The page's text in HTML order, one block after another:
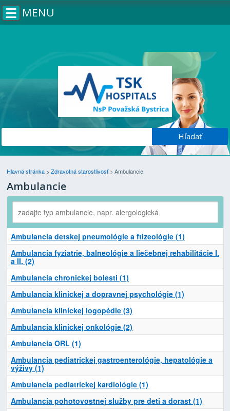
MENU
Hlavná stránka > Zdravotná starostlivosť> Ambulancie
Ambulancie
Ambulancia detskej pneumológie a ftizeológie (1)
Ambulancia fyziatrie, balneológie a liečebnej rehabilitácie I.
a II. (2)
Ambulancia chronickej bolesti (1)
Ambulancia klinickej a dopravnej psychológie (1)
Ambulancia klinickej logopédie (3)
Ambulancia klinickej onkológie (2)
Ambulancia ORL (1)
Ambulancia pediatrickej gastroenterológie, hepatológie a
výživy (1)
Ambulancia pediatrickej kardiológie (1)
Ambulancia pohotovostnej služby pre deti a dorast (1)